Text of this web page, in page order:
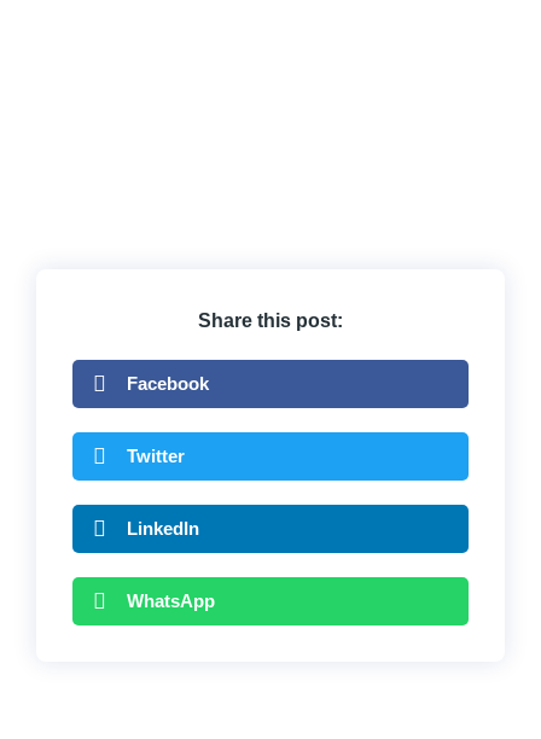
Share this post:
Facebook
Twitter
LinkedIn
WhatsApp